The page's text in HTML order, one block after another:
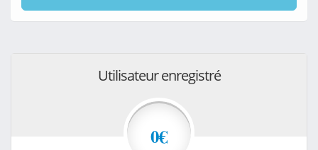
Utilisateur enregistré
0€